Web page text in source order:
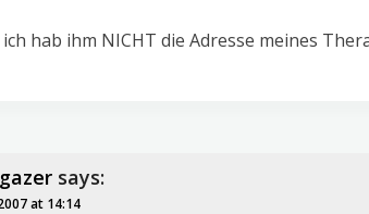
hab ihm NICHT die Adresse meines
says:
at 14:14